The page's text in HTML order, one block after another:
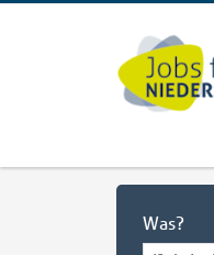
Was?